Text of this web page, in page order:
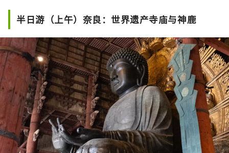
半日游（上午）奈良：世界遗产寺庙与神鹿